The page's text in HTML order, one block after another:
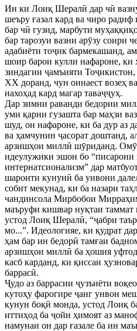
Ин ки Лоиқ Шералӣ дар чӣ
шеъру ғазал кард ва чиро
бар чӣ гузид, марбути
бар тарозуи вазни арӯзу соири
адабиёти тоҷик бармекашанд,
шоир барои кулли нафароне, ки
зиндагии ҷамъияти
XX доранд, чун оинаест возеҳ
нахоҳад кард магар таваҷҷуҳ.
Дар зимни раванди бедории
уми қарни гузашта бар маҳзи
шуд, он нафароне, ки ба дур аз
ва ҳамчунин ҷасорат доштанд,
арзишҳои миллӣ шӯриданд.
идеулужики эшон бо
интернатсионализм” дар
шароити кунунӣ ба унвони
собит мекунад, ки ба назари
чандинсола Мирбобои
маъруфи кишвар нуқтаи таммат
устод Лоиқ Шералӣ, “ҷабри
мо...”. Идеологияе, ки қудрат
ҳам бар ин бедорӣ тамғаи
арзишҳои миллӣ ба ҳошия
касб карданд, ки қиссаи
баррасӣ.
Ҷудо аз баррасии ҷузъиёти
кутоҳу фарогире ҷанг унвон
кунун боқӣ монда, устод Лоиқ
иттиҳод ба ҷойи ҳимоят аз
намунаи он дар ғазале ба ин